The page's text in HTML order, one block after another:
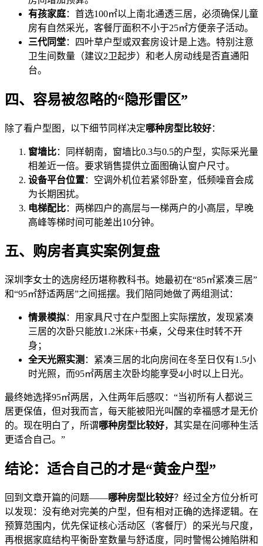
有孩家庭：首选100㎡以上南北通透三居，必须确保儿童
房有自然采光，客餐厅面积不小于25㎡方便亲子活动。
三代同堂：四叶草户型或双套房设计是上选。特别注意
卫生间数量（建议2卫起步）和老人房动线是否直通阳
台。
四、容易被忽略的“隐形雷区”
除了看户型图，以下细节同样决定哪种房型比较好：
窗墙比：同样朝南，窗墙比0.3与0.5的户型，实际采光量
相差近一倍。要求销售提供立面图确认窗户尺寸。
设备平台位置：空调外机位若紧邻卧室，低频噪音会成
为长期困扰。
电梯配比：两梯四户的高层与一梯两户的小高层，早晚
高峰等梯时间可能差出10分钟。
五、购房者真实案例复盘
深圳李女士的选房经历堪称教科书。她最初在“85㎡紧凑三居”
和“95㎡舒适两居”之间摇摆。我们陪同她做了两组测试：
情景模拟：用家具尺寸在户型图上实际摆放，发现紧凑
三居的次卧只能放1.2米床+书桌，父母来住时转不开
身；
全天光照实测 ：紧凑三居的北向房间在冬至日仅有1.5小
时光照，而95㎡两居主次卧均能享受4小时以上日光。
最终她选择95㎡两居，入住两年后感叹：“当初所有人都说三
居更保值，但对我而言，每天能被阳光叫醒的幸福感才是无价
的。现在明白了，所谓哪种房型比较好，其实是在问哪种生活
更适合自己。”
结论：适合自己的才是“黄金户型”
回到文章开篇的问题——哪种房型比较好？经过全方位分析可
以发现：没有绝对完美的户型，但有相对正确的选择逻辑。在
预算范围内，优先保证核心活动区（客餐厅）的采光与尺度，
再根据家庭结构平衡卧室数量与舒适度，同时警惕公摊陷阱和